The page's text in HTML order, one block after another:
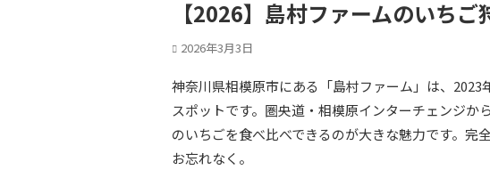
【2026】島村ファームのいちご
2026年3月3日
神奈川県相模原市にある「島村ファーム」は、
スポットです。圏央道・相模原インターチェンジか
のいちごを食べ比べできるのが大きな魅力です。完
お忘れなく。